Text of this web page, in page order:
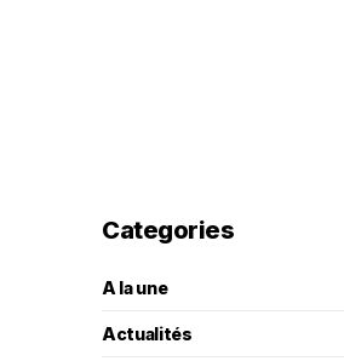
Categories
A la une
Actualités